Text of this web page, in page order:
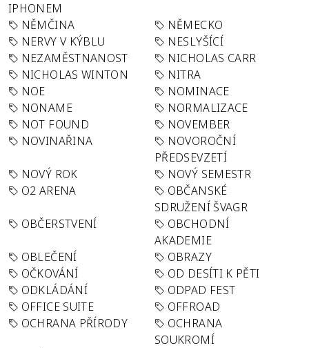
IPHONEM
NĚMČINA
NĚMECKO
NERVY V KÝBLU
NESLYŠÍCÍ
NEZAMĚSTNANOST
NICHOLAS CARR
NICHOLAS WINTON
NITRA
NOE
NOMINACE
NONAME
NORMALIZACE
NOT FOUND
NOVEMBER
NOVINAŘINA
NOVOROČNÍ
PŘEDSEVZETÍ
NOVÝ ROK
NOVÝ SEMESTR
O2 ARENA
OBČANSKÉ
SDRUŽENÍ ŠVAGR
OBČERSTVENÍ
OBCHODNÍ
AKADEMIE
OBLEČENÍ
OBRAZY
OČKOVÁNÍ
OD DESÍTI K PĚTI
ODKLÁDÁNÍ
ODPAD FEST
OFFICE SUITE
OFFROAD
OCHRANA PŘÍRODY
OCHRANA
SOUKROMÍ